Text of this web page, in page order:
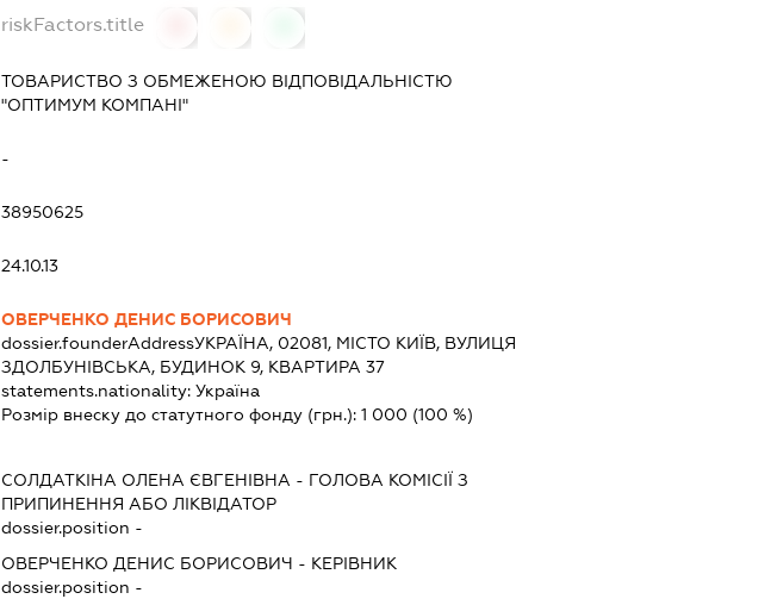
riskFactors.title
ТОВАРИСТВО З ОБМЕЖЕНОЮ ВІДПОВІДАЛЬНІСТЮ
"ОПТИМУМ КОМПАНІ"
-
38950625
24.10.13
ОВЕРЧЕНКО ДЕНИС БОРИСОВИЧ
dossier.founderAddressУКРАЇНА, 02081, МІСТО КИЇВ, ВУЛИЦЯ
ЗДОЛБУНІВСЬКА, БУДИНОК 9, КВАРТИРА 37
statements.nationality: Україна
Розмір внеску до статутного фонду (грн.): 1 000 (100 %)
СОЛДАТКІНА ОЛЕНА ЄВГЕНІВНА - ГОЛОВА КОМІСІЇ З
ПРИПИНЕННЯ АБО ЛІКВІДАТОР
dossier.position -
ОВЕРЧЕНКО ДЕНИС БОРИСОВИЧ - КЕРІВНИК
dossier.position -